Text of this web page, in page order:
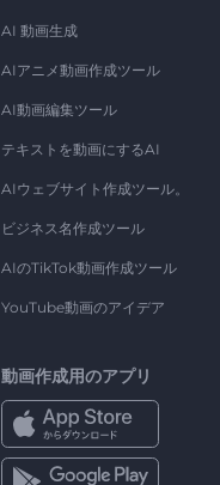
AI 動画生成
AIアニメ動画作成ツール
AI動画編集ツール
テキストを動画にするAI
AIウェブサイト作成ツール。
ビジネス名作成ツール
AIのTikTok動画作成ツール
YouTube動画のアイデア
動画作成用のアプリ